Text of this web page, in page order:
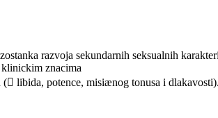
razvoja sekundarnih seksualnih
klinickim znacima
libida, potence, misiænog tonusa i dlakavosti).